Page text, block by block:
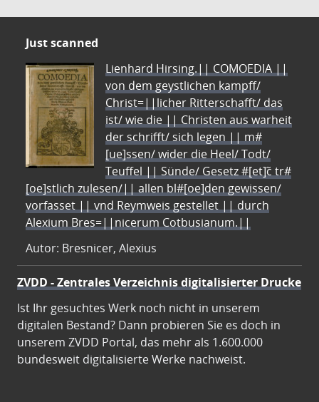
Just scanned
Lienhard Hirsing.|| COMOEDIA ||
von dem geystlichen kampff/
Christ=||licher Ritterschafft/ das
ist/ wie die || Christen aus warheit
der schrifft/ sich legen || m#
[ue]ssen/ wider die Heel/ Todt/
Teuffel || Sünde/ Gesetz #[et]c̃ tr#
[oe]stlich zulesen/|| allen bl#[oe]den gewissen/
vorfasset || vnd Reymweis gestellet || durch
Alexium Bres=||nicerum Cotbusianum.||
Autor: Bresnicer, Alexius
ZVDD - Zentrales Verzeichnis digitalisierter Drucke
Ist Ihr gesuchtes Werk noch nicht in unserem
digitalen Bestand? Dann probieren Sie es doch in
unserem ZVDD Portal, das mehr als 1.600.000
bundesweit digitalisierte Werke nachweist.